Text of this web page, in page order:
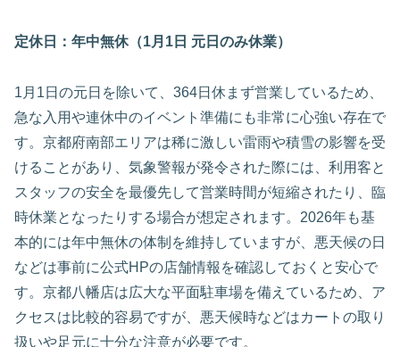
定休日：年中無休（1月1日 元日のみ休業）
1月1日の元日を除いて、364日休まず営業しているため、
急な入用や連休中のイベント準備にも非常に心強い存在で
す。京都府南部エリアは稀に激しい雷雨や積雪の影響を受
けることがあり、気象警報が発令された際には、利用客と
スタッフの安全を最優先して営業時間が短縮されたり、臨
時休業となったりする場合が想定されます。2026年も基
本的には年中無休の体制を維持していますが、悪天候の日
などは事前に公式HPの店舗情報を確認しておくと安心で
す。京都八幡店は広大な平面駐車場を備えているため、ア
クセスは比較的容易ですが、悪天候時などはカートの取り
扱いや足元に十分な注意が必要です。